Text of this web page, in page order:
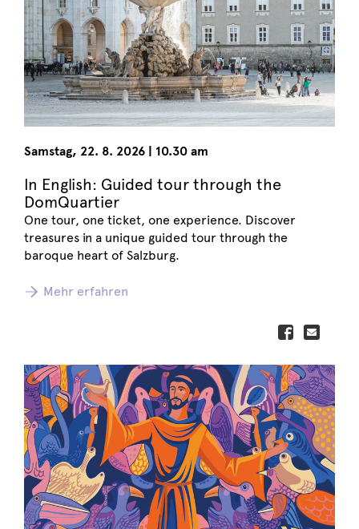
Samstag, 22. 8. 2026 | 10.30 am
In English: Guided tour through the
DomQuartier
One tour, one ticket, one experience. Discover
treasures in a unique guided tour through the
baroque heart of Salzburg.
Mehr erfahren